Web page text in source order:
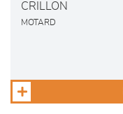
CRILLON
MOTARD